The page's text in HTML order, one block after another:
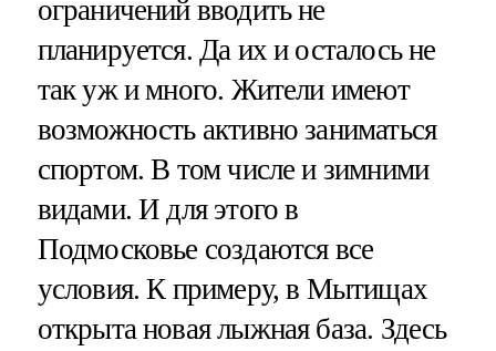
ограничений вводить не
планируется. Да их и осталось не
так уж и много. Жители имеют
возможность активно заниматься
спортом. В том числе и зимними
видами. И для этого в
Подмосковье создаются все
условия. К примеру, в Мытищах
открыта новая лыжная база. Здесь